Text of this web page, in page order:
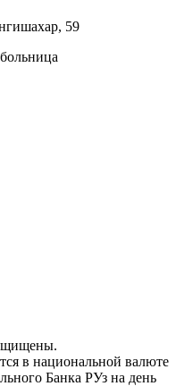
59
в национальной валюте
Банка РУз на день